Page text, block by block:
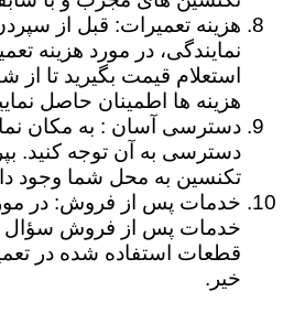
هزینه تعمیرات: قبل از
نمایندگی، در مورد هزینه
استعلام قیمت بگیرید تا
هزینه ها اطمینان حاصل
دسترسی آسان : به مکان
دسترسی به آن توجه کنید.
تکنسین به محل شما وجود
خدمات پس از فروش: در
خدمات پس از فروش سؤال
قطعات استفاده شده در
خیر.